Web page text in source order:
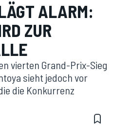
ALARM:
ZUR
vierten Grand-Prix-Sieg
sieht jedoch vor
die Konkurrenz